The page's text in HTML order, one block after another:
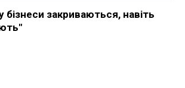
бізнеси закриваються, навіть